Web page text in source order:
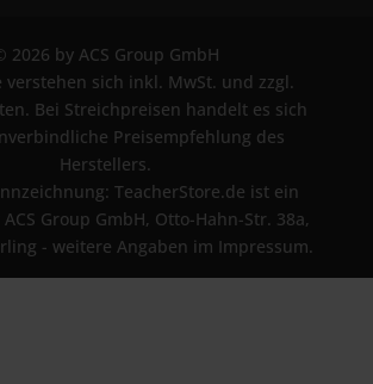
2026 by ACS Group GmbH
verstehen sich inkl. MwSt. und zzgl.
Bei Streichpreisen handelt es sich
Preisempfehlung des
Herstellers.
TeacherStore.de ist ein
Group GmbH, Otto-Hahn-Str. 38a,
- weitere Angaben im Impressum.